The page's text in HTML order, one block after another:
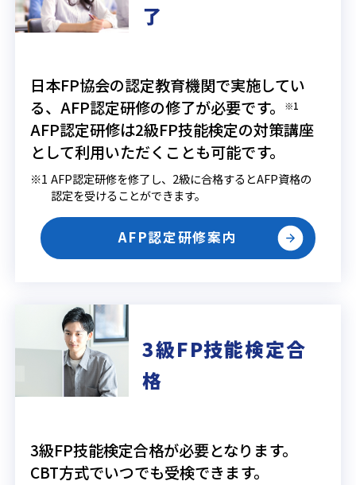
了
日本FP協会の認定教育機関で実施してい
る、AFP認定研修の修了が必要です。
※1
AFP認定研修は2級FP技能検定の対策講座
として利用いただくことも可能です。
※1 AFP認定研修を修了し、2級に合格するとAFP資格の
認定を受けることができます。
AFP認定研修案内
3級FP技能検定合
格
3級FP技能検定合格が必要となります。
CBT方式でいつでも受検できます。